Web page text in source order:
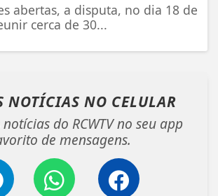
abertas, a disputa, no dia 18 de
cerca de 30...
NOTÍCIAS NO CELULAR
notícias do RCWTV no seu app
de mensagens.